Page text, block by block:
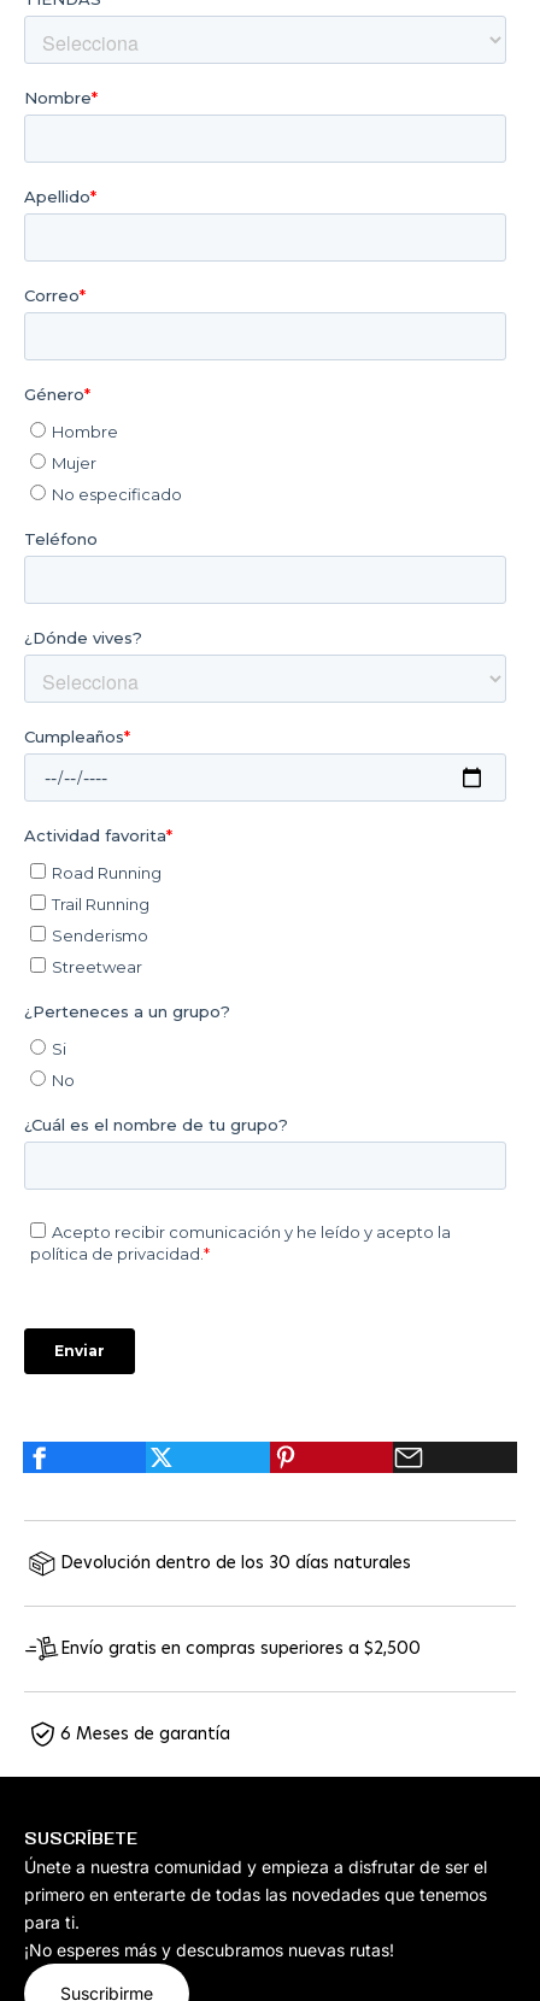
Devolución dentro de los 30 días naturales
Envío gratis en compras superiores a $2,500
6 Meses de garantía
SUSCRÍBETE
Únete a nuestra comunidad y empieza a disfrutar de ser el
primero en enterarte de todas las novedades que tenemos
para ti.
¡No esperes más y descubramos nuevas rutas!
Suscribirme